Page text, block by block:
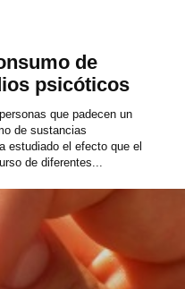
de
psicóticos
que padecen un
de sustancias
estudiado el efecto que el
de diferentes...